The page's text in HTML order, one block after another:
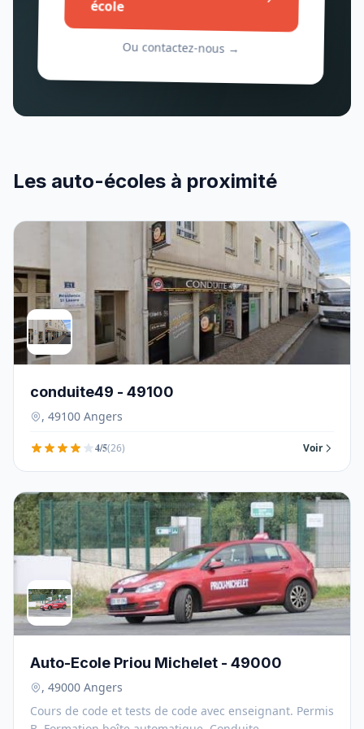
école
Ou contactez-nous →
Les auto-écoles à proximité
conduite49 - 49100
, 49100 Angers
4/5(26) Voir
Auto-Ecole Priou Michelet - 49000
, 49000 Angers
Cours de code et tests de code avec enseignant. Permis